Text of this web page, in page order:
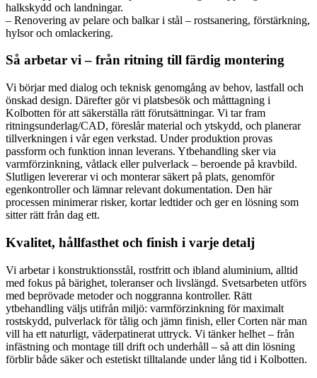
halkskydd och landningar.
– Renovering av pelare och balkar i stål – rostsanering, förstärkning,
hylsor och omlackering.
Så arbetar vi – från ritning till färdig montering
Vi börjar med dialog och teknisk genomgång av behov, lastfall och
önskad design. Därefter gör vi platsbesök och måtttagning i
Kolbotten för att säkerställa rätt förutsättningar. Vi tar fram
ritningsunderlag/CAD, föreslår material och ytskydd, och planerar
tillverkningen i vår egen verkstad. Under produktion provas
passform och funktion innan leverans. Ytbehandling sker via
varmförzinkning, våtlack eller pulverlack – beroende på kravbild.
Slutligen levererar vi och monterar säkert på plats, genomför
egenkontroller och lämnar relevant dokumentation. Den här
processen minimerar risker, kortar ledtider och ger en lösning som
sitter rätt från dag ett.
Kvalitet, hållfasthet och finish i varje detalj
Vi arbetar i konstruktionsstål, rostfritt och ibland aluminium, alltid
med fokus på bärighet, toleranser och livslängd. Svetsarbeten utförs
med beprövade metoder och noggranna kontroller. Rätt
ytbehandling väljs utifrån miljö: varmförzinkning för maximalt
rostskydd, pulverlack för tålig och jämn finish, eller Corten när man
vill ha ett naturligt, väderpatinerat uttryck. Vi tänker helhet – från
infästning och montage till drift och underhåll – så att din lösning
förblir både säker och estetiskt tilltalande under lång tid i Kolbotten.